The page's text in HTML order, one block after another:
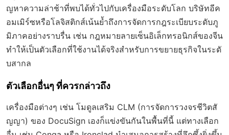
ญหาความล่าช้าที่พบได้ทั่วไปกับเครื่องมือระดับโลก บริษัทอีค
อมเมิร์ซหรือโลจิสติกส์เน้นย้ำถึงการจัดการกฎระเบียบระดับภู
มิภาคอย่างราบรื่น เช่น กฎหมายลายเซ็นอิเล็กทรอนิกส์ของจีน
ทำให้เป็นตัวเลือกที่ใช้งานได้จริงสำหรับการขยายธุรกิจในระดั
บสากล
ตัวเลือกอื่นๆ ที่ควรกล่าวถึง
เครื่องมือต่างๆ เช่น โมดูลเสริม CLM (การจัดการวงจรชีวิตสั
ญญา) ของ DocuSign เองก็แข่งขันกันในพื้นที่นี้ แต่ทางเลือก